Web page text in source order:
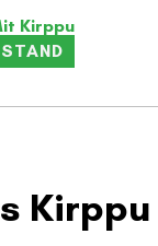
Kirppu
Kirppu